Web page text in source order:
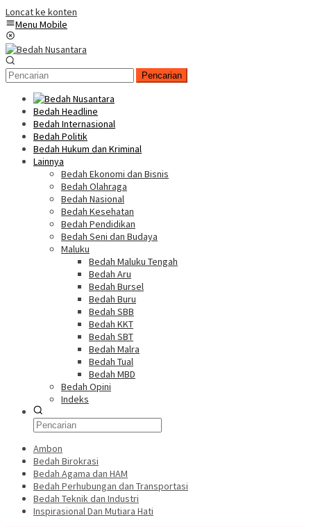
Loncat ke konten
Menu Mobile
Pencarian
Bedah Headline
Bedah Internasional
Bedah Politik
Bedah Hukum dan Kriminal
Lainnya
Bedah Ekonomi dan Bisnis
Bedah Olahraga
Bedah Nasional
Bedah Kesehatan
Bedah Pendidikan
Bedah Seni dan Budaya
Maluku
Bedah Maluku Tengah
Bedah Aru
Bedah Bursel
Bedah Buru
Bedah SBB
Bedah KKT
Bedah SBT
Bedah Malra
Bedah Tual
Bedah MBD
Bedah Opini
Indeks
Ambon
Bedah Birokrasi
Bedah Agama dan HAM
Bedah Perhubungan dan Transportasi
Bedah Teknik dan Industri
Inspirasional Dan Mutiara Hati